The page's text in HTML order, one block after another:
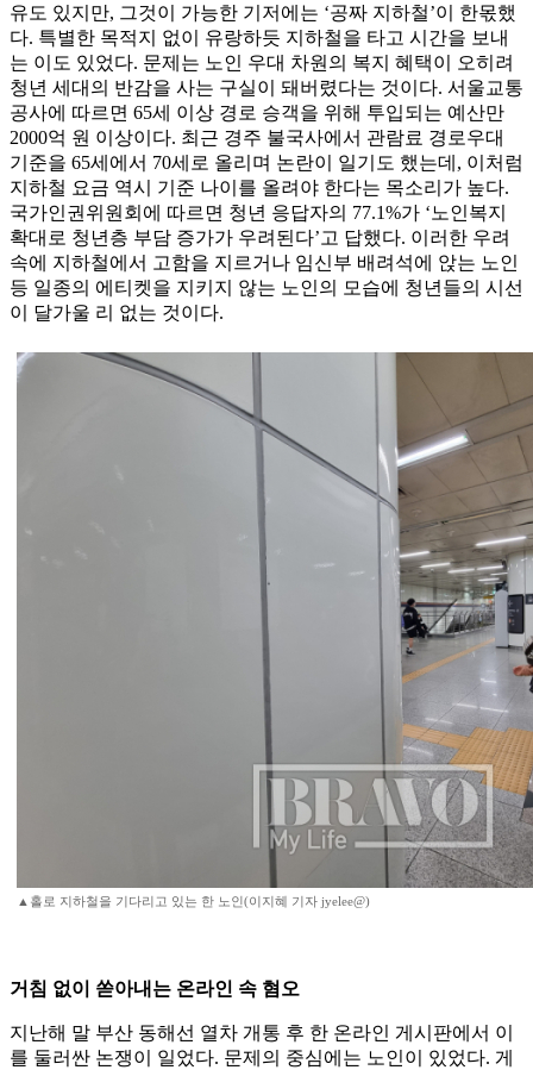
유도 있지만, 그것이 가능한 기저에는 ‘공짜 지하철’이 한몫했
다. 특별한 목적지 없이 유랑하듯 지하철을 타고 시간을 보내
는 이도 있었다. 문제는 노인 우대 차원의 복지 혜택이 오히려
청년 세대의 반감을 사는 구실이 돼버렸다는 것이다. 서울교통
공사에 따르면 65세 이상 경로 승객을 위해 투입되는 예산만
2000억 원 이상이다. 최근 경주 불국사에서 관람료 경로우대
기준을 65세에서 70세로 올리며 논란이 일기도 했는데, 이처럼
지하철 요금 역시 기준 나이를 올려야 한다는 목소리가 높다.
국가인권위원회에 따르면 청년 응답자의 77.1%가 ‘노인복지
확대로 청년층 부담 증가가 우려된다’고 답했다. 이러한 우려
속에 지하철에서 고함을 지르거나 임신부 배려석에 앉는 노인
등 일종의 에티켓을 지키지 않는 노인의 모습에 청년들의 시선
이 달가울 리 없는 것이다.
▲홀로 지하철을 기다리고 있는 한 노인(이지혜 기자 jyelee@)
거침 없이 쏟아내는 온라인 속 혐오
지난해 말 부산 동해선 열차 개통 후 한 온라인 게시판에서 이
를 둘러싼 논쟁이 일었다. 문제의 중심에는 노인이 있었다. 게